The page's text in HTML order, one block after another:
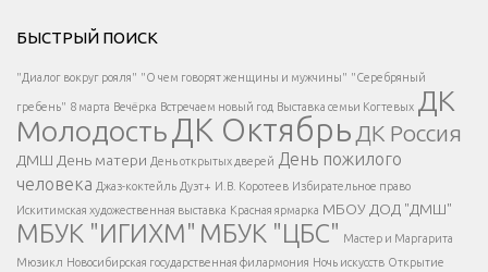
Есть вопрос?
Напишите нам
</span >
Написать
</button >
</div > </div >
БЫСТРЫЙ ПОИСК
"Диалог вокруг рояля" "О чем говорят женщины и мужчины" "Серебряный
гребень" 8 марта Вечёрка Встречаем новый год Выставка семьи Когтевых ДК
МолодостьДК Октябрь ДК Россия
ДМШ День матери День открытых дверей День пожилого
человека Джаз-коктейль Дуэт+ И.В. Коротеев Избирательное право
Искитимская художественная выставка Красная ярмарка МБОУ ДОД "ДМШ"
МБУК "ИГИХМ" МБУК "ЦБС" Мастер и Маргарита
Мюзикл Новосибирская государственная филармония Ночь искусств Открытие